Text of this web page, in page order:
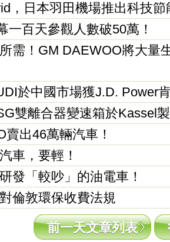
，日本羽田機場推出科技節
一百天參觀人數破50萬！
需！GM DAEWOO將大量
於中國市場獲J.D. Power
雙離合器變速箱於Kassel
賣出46萬輛汽車！
車，要輕！
發「較吵」的油電車！
倫敦環保收費法規
前一天文章列表